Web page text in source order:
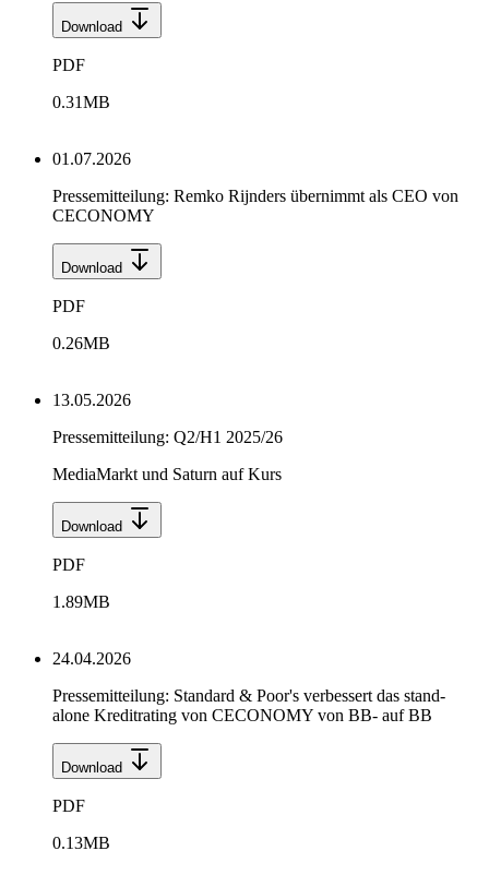
Download
PDF
0.31MB
01.07.2026
Pressemitteilung: Remko Rijnders übernimmt als CEO von
CECONOMY
Download
PDF
0.26MB
13.05.2026
Pressemitteilung: Q2/H1 2025/26
MediaMarkt und Saturn auf Kurs
Download
PDF
1.89MB
24.04.2026
Pressemitteilung: Standard & Poor's verbessert das stand-
alone Kreditrating von CECONOMY von BB- auf BB
Download
PDF
0.13MB